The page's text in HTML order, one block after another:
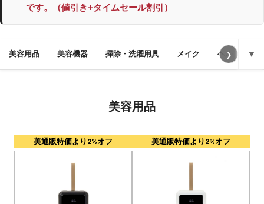
です。（値引き+タイムセール割引）
美容用品 美容機器 掃除・洗濯用具 メイク ヘルス ▼
›
美容用品
美通販特価より2%オフ 美通販特価より2%オフ